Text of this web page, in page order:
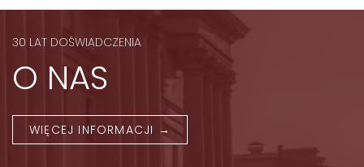
30 LAT DOŚWIADCZENIA
O NAS
WIĘCEJ INFORMACJI →